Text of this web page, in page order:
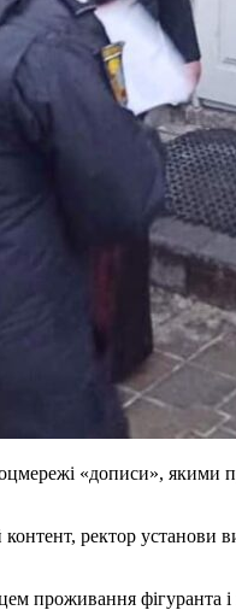
«дописи», якими
ректор установи
проживання фігуранта